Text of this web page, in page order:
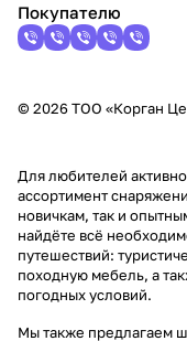
Покупателю
© 2026 ТОО «Корган
Для любителей
ассортимент
новичкам, так и
найдёте всё
путешествий:
походную мебель, а
погодных условий.
Мы также предлагаем